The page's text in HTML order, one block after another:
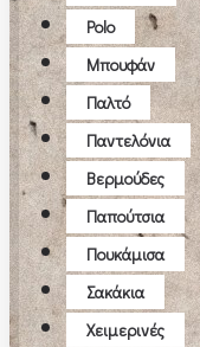
Polo
Μπουφάν
Παλτό
Παντελόνια
Βερμούδες
Παπούτσια
Πουκάμισα
Σακάκια
Χειμερινές